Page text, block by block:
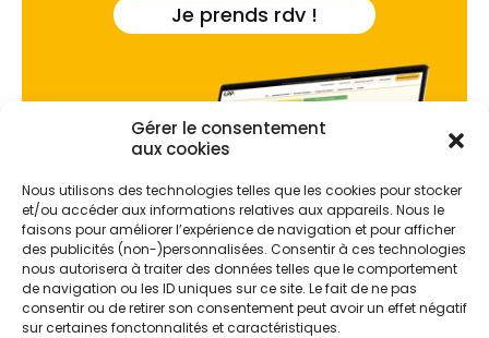
Gérer le consentement
aux cookies
Nous utilisons des technologies telles que les cookies pour stocker
et/ou accéder aux informations relatives aux appareils. Nous le
faisons pour améliorer l’expérience de navigation et pour afficher
des publicités (non-)personnalisées. Consentir à ces technologies
nous autorisera à traiter des données telles que le comportement
de navigation ou les ID uniques sur ce site. Le fait de ne pas
consentir ou de retirer son consentement peut avoir un effet négatif
sur certaines fonctonnalités et caractéristiques.
Je prends rdv !